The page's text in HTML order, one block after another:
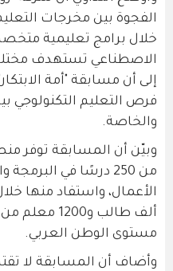
الفجوة بين مخرجات
خلال برامج تعليمية
الاصطناعي تستهدف
إلى أن مسابقة "أمة
فرص التعليم التكنولوجي
والخاصة.
وبيّن أن المسابقة توفر
من 250 درسًا في
مستوى الوطن العربي.
وأضاف أن المسابقة لا